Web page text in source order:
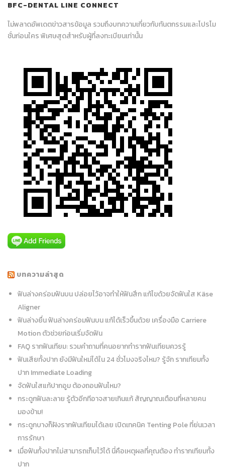
BFC-DENTAL LINE CONNECT
ไม่พลาดอัพเดตข่าวสารข้อมูล รวมถึงบทความเกี่ยวกับทันตกรรมและโปรโม
ชั่นก่อนใคร พิเศษสุดสำหรับผู้ที่ลงทะเบียนเท่านั้น
บทความล่าสุด
ฟันล่างคร่อมฟันบน ปล่อยไว้อาจทำให้ฟันสึก แก้ไขด้วยจัดฟันใส Käse
Aligner
ฟันล่างยื่น ฟันล่างคร่อมฟันบน แก้ได้เร็วขึ้นด้วย เครื่องมือ Carriere
Motion ตัวช่วยก่อนเริ่มจัดฟัน
FAQ รากฟันเทียม: รวมคำถามที่คนอยากทำรากฟันเทียมควรรู้
ฟันเสียทั้งปาก ยังมีฟันใหม่ได้ใน 24 ชั่วโมงจริงไหม? รู้จัก รากเทียมทั้ง
ปาก Immediate Loading
จัดฟันใสแก้ปากอูม ต้องถอนฟันไหม?
กระดูกฟันละลาย รู้ตัวอีกทีอาจสายเกินแก้ สัญญาณเตือนที่หลายคน
มองข้าม!
กระดูกบางก็ฝังรากฟันเทียมได้เลย เปิดเทคนิค Tenting Pole ที่ย่นเวลา
การรักษา
เมื่อฟันทั้งปากไม่สามารถเก็บไว้ได้ นี่คือเหตุผลที่คุณต้อง ทำรากเทียมทั้ง
ปาก